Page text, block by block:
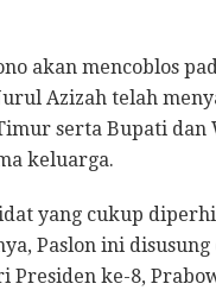
akan mencoblos
Azizah telah
serta Bupati dan
keluarga.
yang cukup
Paslon ini
ke-8,